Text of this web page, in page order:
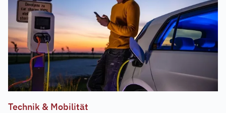
Technik & Mobilität